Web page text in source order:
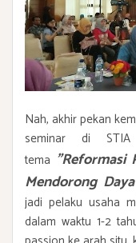
Nah, akhir pekan
seminar di
tema "Reformasi
Mendorong
jadi pelaku usaha
dalam waktu 1-2